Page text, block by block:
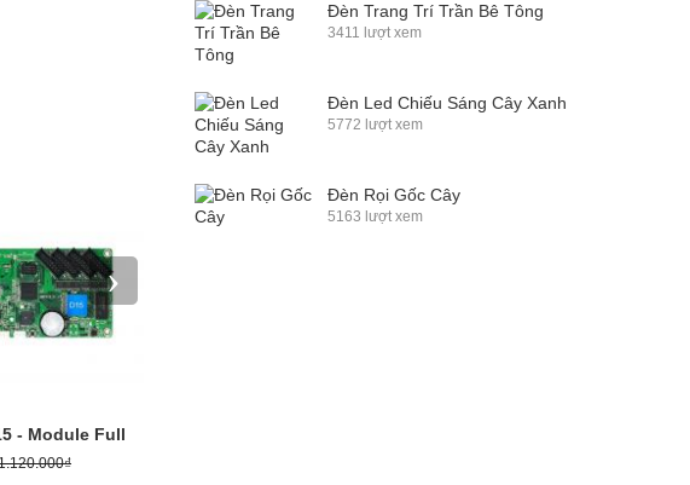
- Module Full
›
Đèn Trang Trí Trần Bê Tông
3411 lượt xem
Đèn Led Chiếu Sáng Cây Xanh
5772 lượt xem
Đèn Rọi Gốc Cây
5163 lượt xem